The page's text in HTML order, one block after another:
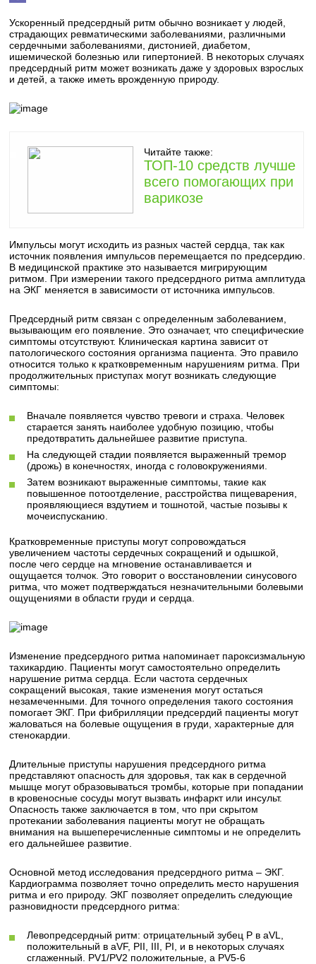
Ускоренный предсердный ритм обычно возникает у людей,
страдающих ревматическими заболеваниями, различными
сердечными заболеваниями, дистонией, диабетом,
ишемической болезнью или гипертонией. В некоторых случаях
предсердный ритм может возникать даже у здоровых взрослых
и детей, а также иметь врожденную природу.
Читайте также:
ТОП-10 средств лучше
всего помогающих при
варикозе
Импульсы могут исходить из разных частей сердца, так как
источник появления импульсов перемещается по предсердию.
В медицинской практике это называется мигрирующим
ритмом. При измерении такого предсердного ритма амплитуда
на ЭКГ меняется в зависимости от источника импульсов.
Предсердный ритм связан с определенным заболеванием,
вызывающим его появление. Это означает, что специфические
симптомы отсутствуют. Клиническая картина зависит от
патологического состояния организма пациента. Это правило
относится только к кратковременным нарушениям ритма. При
продолжительных приступах могут возникать следующие
симптомы:
Вначале появляется чувство тревоги и страха. Человек
старается занять наиболее удобную позицию, чтобы
предотвратить дальнейшее развитие приступа.
На следующей стадии появляется выраженный тремор
(дрожь) в конечностях, иногда с головокружениями.
Затем возникают выраженные симптомы, такие как
повышенное потоотделение, расстройства пищеварения,
проявляющиеся вздутием и тошнотой, частые позывы к
мочеиспусканию.
Кратковременные приступы могут сопровождаться
увеличением частоты сердечных сокращений и одышкой,
после чего сердце на мгновение останавливается и
ощущается толчок. Это говорит о восстановлении синусового
ритма, что может подтверждаться незначительными болевыми
ощущениями в области груди и сердца.
Изменение предсердного ритма напоминает пароксизмальную
тахикардию. Пациенты могут самостоятельно определить
нарушение ритма сердца. Если частота сердечных
сокращений высокая, такие изменения могут остаться
незамеченными. Для точного определения такого состояния
помогает ЭКГ. При фибрилляции предсердий пациенты могут
жаловаться на болевые ощущения в груди, характерные для
стенокардии.
Длительные приступы нарушения предсердного ритма
представляют опасность для здоровья, так как в сердечной
мышце могут образовываться тромбы, которые при попадании
в кровеносные сосуды могут вызвать инфаркт или инсульт.
Опасность также заключается в том, что при скрытом
протекании заболевания пациенты могут не обращать
внимания на вышеперечисленные симптомы и не определить
его дальнейшее развитие.
Основной метод исследования предсердного ритма – ЭКГ.
Кардиограмма позволяет точно определить место нарушения
ритма и его природу. ЭКГ позволяет определить следующие
разновидности предсердного ритма:
Левопредсердный ритм: отрицательный зубец Р в aVL,
положительный в aVF, PII, III, PI, и в некоторых случаях
сглаженный. PV1/PV2 положительные, а PV5-6